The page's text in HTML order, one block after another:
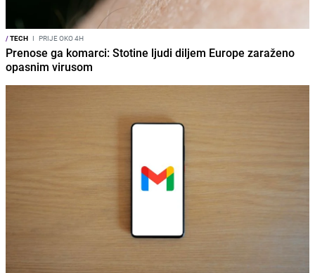
/TECH I PRIJE OKO 4H
Prenose ga komarci: Stotine ljudi diljem Europe zaraženo
opasnim virusom